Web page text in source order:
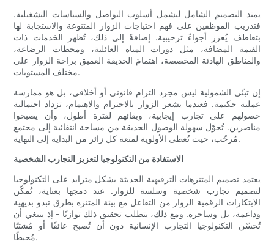
يمتد التصميم الشامل ليشمل أسلوب التواصل والسياسات التشغيلية.
فتدريب الموظفين على فهم احتياجات الزوار المتنوعة والاستجابة لها
بتعاطف يُعزز أجواءً ترحيبية. إضافةً إلى ذلك، تُظهر الخدمات ذات
القيمة المضافة، مثل دورات المياه العائلية، ومحطات الرضاعة،
والمناطق الهادئة المخصصة، اهتمامَ الحديقة العميق براحة الزوار على
مختلف المستويات.
إن تبنّي الشمولية ليس مجرد التزام قانوني أو أخلاقي، بل هو ممارسة
عملية حكيمة. فعندما يشعر الزوار بالاحترام والاهتمام، تزداد احتمالية
حصولهم على تجارب إيجابية، وبقائهم لفترة أطول، وأن يصبحوا
مناصرين. تُحوّل سهولة الوصول الحديقة من مساحة انتقائية إلى مجتمع
مُرحّب، حيث تُعطى الأولوية لمتعة كل زائر من البداية إلى النهاية.
الاستفادة من التكنولوجيا لتعزيز التجارب الشخصية
يعتمد تصميم المتنزهات الترفيهية الحديثة بشكل متزايد على التكنولوجيا
لتصميم تجارب شخصية وسلسة للزوار. عند دمجها بعناية، تُمكّن
الابتكارات الرقمية الزوار من التفاعل مع بيئة المتنزه بطرق تبدو بديهية
وداعمة، بل وساحرة. ومع ذلك، يتطلب تحقيق ذلك توازنًا - إذ ينبغي أن
تُحسّن التكنولوجيا التجارب الإنسانية دون أن تُصبح عائقًا أو مُشتتًا
مُحبطًا.